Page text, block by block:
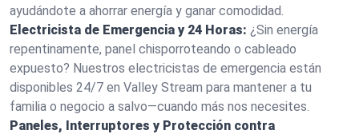
ayudándote a ahorrar energía y ganar comodidad.
Electricista de Emergencia y 24 Horas: ¿Sin energía
repentinamente, panel chisporroteando o cableado
expuesto? Nuestros electricistas de emergencia están
disponibles 24/7 en Valley Stream para mantener a tu
familia o negocio a salvo—cuando más nos necesites.
Paneles, Interruptores y Protección contra